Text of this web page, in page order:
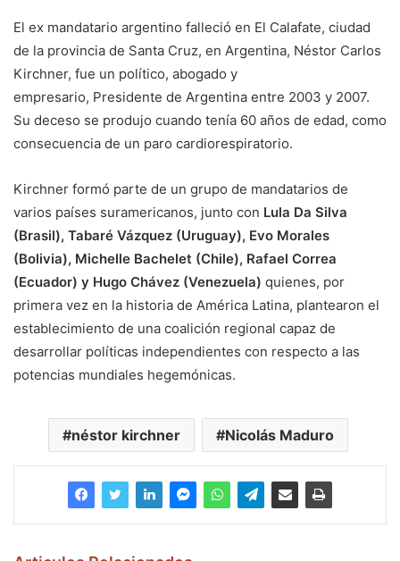
El ex mandatario argentino falleció en El Calafate, ciudad
de la provincia de Santa Cruz, en Argentina, Néstor Carlos
Kirchner, fue un político, abogado y
empresario, Presidente de Argentina entre 2003 y 2007.
Su deceso se produjo cuando tenía 60 años de edad, como
consecuencia de un paro cardiorespiratorio.
Kirchner formó parte de un grupo de mandatarios de
varios países suramericanos, junto con Lula Da Silva
(Brasil), Tabaré Vázquez (Uruguay), Evo Morales
(Bolivia), Michelle Bachelet (Chile), Rafael Correa
(Ecuador) y Hugo Chávez (Venezuela) quienes, por
primera vez en la historia de América Latina, plantearon el
establecimiento de una coalición regional capaz de
desarrollar políticas independientes con respecto a las
potencias mundiales hegemónicas.
néstor kirchner Nicolás Maduro